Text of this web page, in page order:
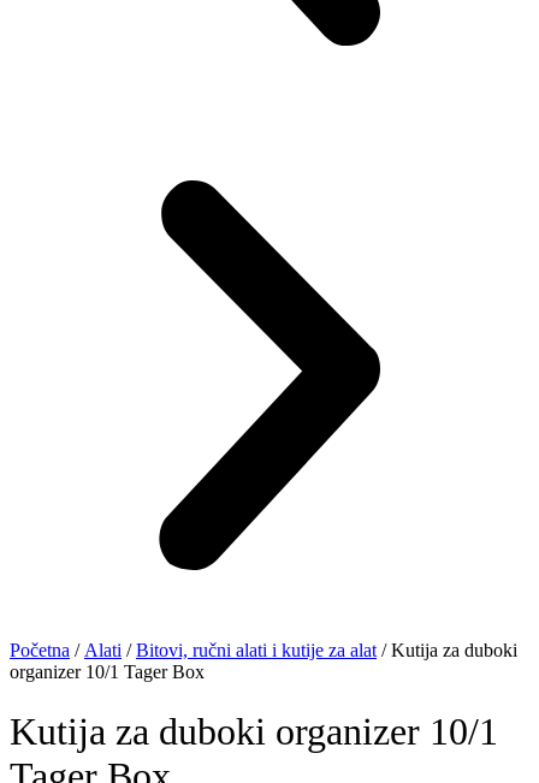
Početna / Alati /Bitovi, ručni alati i kutije za alat / Kutija za duboki
organizer 10/1 Tager Box
Kutija za duboki organizer 10/1